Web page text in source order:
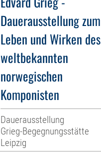
Dauerausstellung zum
Leben und Wirken des
weltbekannten
norwegischen
Komponisten
Dauerausstellung
Grieg-Begegnungsstätte
Leipzig